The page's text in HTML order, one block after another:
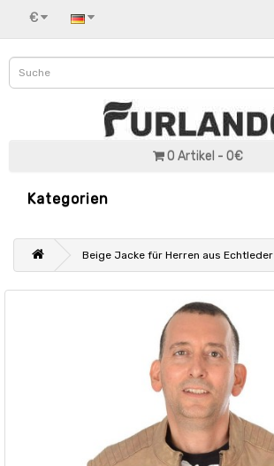
€
0 Artikel - 0€
Kategorien
Beige Jacke für Herren aus Echtleder